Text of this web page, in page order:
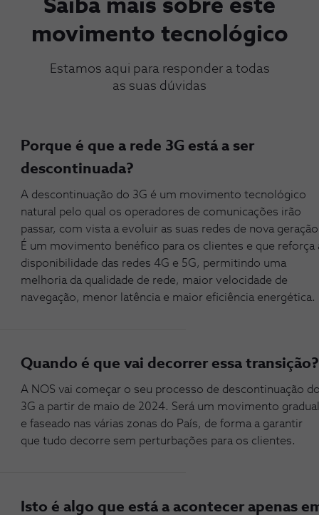
Saiba mais sobre este
movimento tecnológico
Estamos aqui para responder a todas
as suas dúvidas
Porque é que a rede 3G está a ser
descontinuada?
A descontinuação do 3G é um movimento tecnológico
natural pelo qual os operadores de comunicações irão
passar, com vista a evoluir as suas redes de nova
É um movimento benéfico para os clientes e que reforça
disponibilidade das redes 4G e 5G, permitindo uma
melhoria da qualidade de rede, maior velocidade de
navegação, menor latência e maior eficiência energética.
Quando é que vai decorrer essa transição?
A NOS vai começar o seu processo de descontinuação
3G a partir de maio de 2024. Será um movimento
e faseado nas várias zonas do País, de forma a garantir
que tudo decorre sem perturbações para os clientes.
Isto é algo que está a acontecer apenas